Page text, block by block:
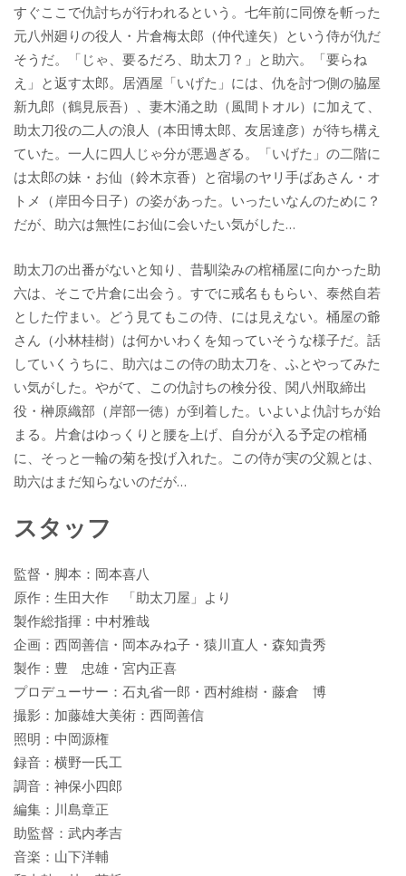
すぐここで仇討ちが行われるという。七年前に同僚を斬った
元八州廻りの役人・片倉梅太郎（仲代達矢）という侍が仇だ
そうだ。「じゃ、要るだろ、助太刀？」と助六。「要らね
え」と返す太郎。居酒屋「いげた」には、仇を討つ側の脇屋
新九郎（鶴見辰吾）、妻木涌之助（風間トオル）に加えて、
助太刀役の二人の浪人（本田博太郎、友居達彦）が待ち構え
ていた。一人に四人じゃ分が悪過ぎる。「いげた」の二階に
は太郎の妹・お仙（鈴木京香）と宿場のヤリ手ばあさん・オ
トメ（岸田今日子）の姿があった。いったいなんのために？
だが、助六は無性にお仙に会いたい気がした…
助太刀の出番がないと知り、昔馴染みの棺桶屋に向かった助
六は、そこで片倉に出会う。すでに戒名ももらい、泰然自若
とした佇まい。どう見てもこの侍、には見えない。桶屋の爺
さん（小林桂樹）は何かいわくを知っていそうな様子だ。話
していくうちに、助六はこの侍の助太刀を、ふとやってみた
い気がした。やがて、この仇討ちの検分役、関八州取締出
役・榊原織部（岸部一徳）が到着した。いよいよ仇討ちが始
まる。片倉はゆっくりと腰を上げ、自分が入る予定の棺桶
に、そっと一輪の菊を投げ入れた。この侍が実の父親とは、
助六はまだ知らないのだが…
スタッフ
監督・脚本：岡本喜八
原作：生田大作 「助太刀屋」より
製作総指揮：中村雅哉
企画：西岡善信・岡本みね子・猿川直人・森知貴秀
製作：豊 忠雄・宮内正喜
プロデューサー：石丸省一郎・西村維樹・藤倉 博
撮影：加藤雄大美術：西岡善信
照明：中岡源権
録音：横野一氏工
調音：神保小四郎
編集：川島章正
助監督：武内孝吉
音楽：山下洋輔